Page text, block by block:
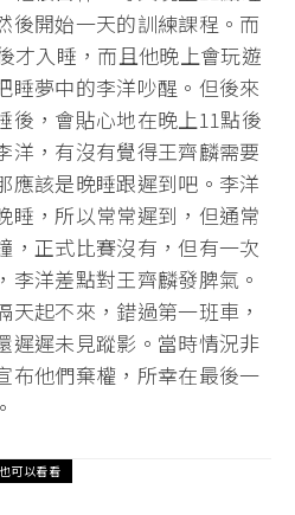
後開始一天的訓練課程。而
才入睡，而且他晚上會玩遊
睡夢中的李洋吵醒。但後來
後，會貼心地在晚上11點後
洋，有沒有覺得王齊麟需要
應該是晚睡跟遲到吧。李洋
睡，所以常常遲到，但通常
，正式比賽沒有，但有一次
李洋差點對王齊麟發脾氣。
起不來，錯過第一班車，
遲遲未見蹤影。當時情況非
布他們棄權，所幸在最後一
也可以看看